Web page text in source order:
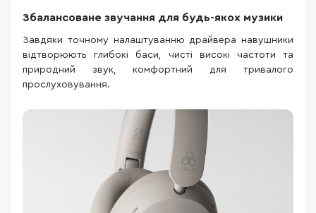
Збалансоване звучання для будь-якох музики
Завдяки точному налаштуванню драйвера навушники
відтворюють глибокі баси, чисті високі частоти та
природний звук, комфортний для тривалого
прослуховування.